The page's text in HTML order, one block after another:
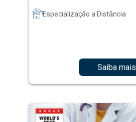
Especialização a Distância
Saiba mais